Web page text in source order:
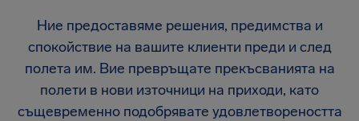
Ние предоставяме решения, предимства и
спокойствие на вашите клиенти преди и след
полета им. Вие превръщате прекъсванията на
полети в нови източници на приходи, като
същевременно подобрявате удовлетвореността